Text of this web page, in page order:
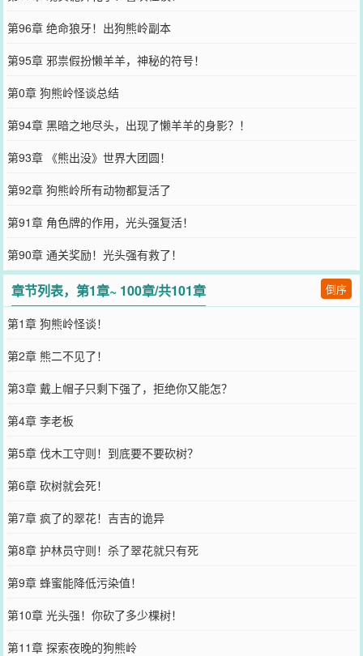
带！”\n……\n当陈庆彻底攻克怪谈那一天，怪谈的诡异这才恍然大
悟，回想起那普通的一天。\n那一天，怪谈世界来了个大爹！
您要是觉得《规则怪谈：狗熊岭扮演光头强开始
忘记向您QQ群和微博微信里的朋友推荐哦！
第96章 绝命狼牙！出狗熊岭副本
第95章 邪祟假扮懒羊羊，神秘的符号！
第0章 狗熊岭怪谈总结
第94章 黑暗之地尽头，出现了懒羊羊的身影？！
第93章 《熊出没》世界大团圆！
第92章 狗熊岭所有动物都复活了
第91章 角色牌的作用，光头强复活！
第90章 通关奖励！光头强有救了！
章节列表，第1章~ 100章/共101章 倒序
第1章 狗熊岭怪谈！
第2章 熊二不见了！
第3章 戴上帽子只剩下强了，拒绝你又能怎？
第4章 李老板
第5章 伐木工守则！到底要不要砍树？
第6章 砍树就会死！
第7章 疯了的翠花！吉吉的诡异
第8章 护林员守则！杀了翠花就只有死
第9章 蜂蜜能降低污染值！
第10章 光头强！你砍了多少棵树！
第11章 探索夜晚的狗熊岭